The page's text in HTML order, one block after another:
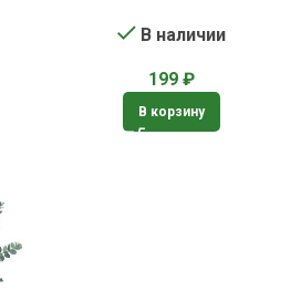
В наличии
199 ₽
В корзину